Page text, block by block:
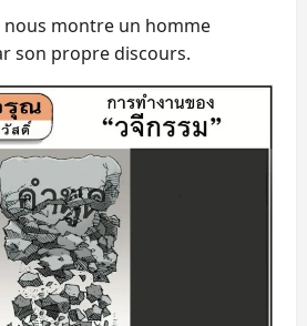
montre un homme
son propre discours.